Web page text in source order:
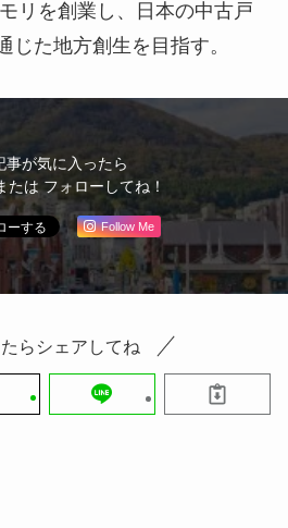
リを創業し、日本の中古戸
じた地方創生を目指す。
事が気に入ったら
は フォローしてね！
Follow Me
らシェアしてね